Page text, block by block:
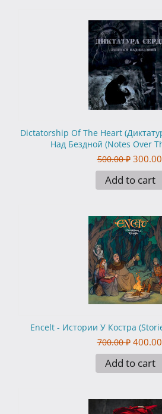
Dictatorship Of The Heart
Над Бездной (Notes Over
500.00 ₽ 300.00
Add to cart
Encelt - Истории У Костра
700.00 ₽ 400.00
Add to cart